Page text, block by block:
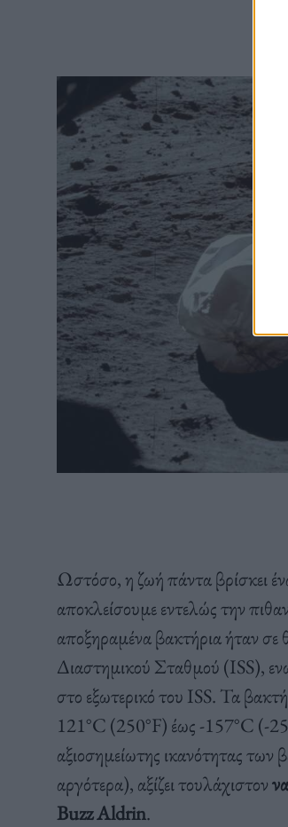
Ωστόσο, η ζωή πάντα βρίσκει
αποκλείσουμε εντελώς την
αποξηραμένα βακτήρια ήταν σε
Διαστημικού Σταθμού (ISS),
στο εξωτερικό του ISS. Τα
121°C (250°F) έως -157°C (-
αξιοσημείωτης ικανότητας των
αργότερα), αξίζει τουλάχιστον
Buzz Aldrin.